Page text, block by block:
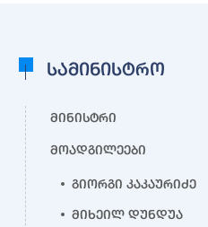
სამინისტრო
მინისტრი
მოადგილეები
გიორგი კაკაურიძე
მიხეილ დუნდუა